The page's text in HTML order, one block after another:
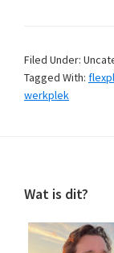
Filed Under:
Tagged With:
werkplek
Footer
Wat is dit?